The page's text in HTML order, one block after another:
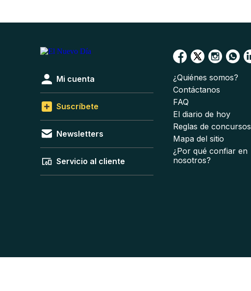
Mi cuenta
Suscríbete
Newsletters
Servicio al cliente
¿Quiénes somos?
Contáctanos
FAQ
El diario de hoy
Reglas de concursos
Mapa del sitio
¿Por qué confiar en
nosotros?